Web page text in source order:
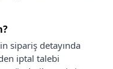
sipariş detayında
iptal talebi